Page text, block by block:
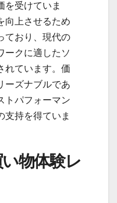
を受けていま
向上させるため
ており、現代の
ークに適したソ
れています。価
ーズナブルであ
トパフォーマン
支持を得ていま
物体験レ